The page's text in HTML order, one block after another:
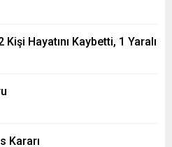
Kişi Hayatını Kaybetti, 1 Yaralı
Kararı